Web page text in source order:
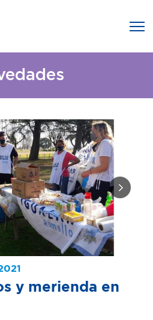
y merienda en